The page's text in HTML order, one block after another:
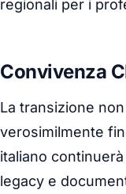
regionali per i
Convivenza
La transizione
verosimilmente
italiano
legacy e